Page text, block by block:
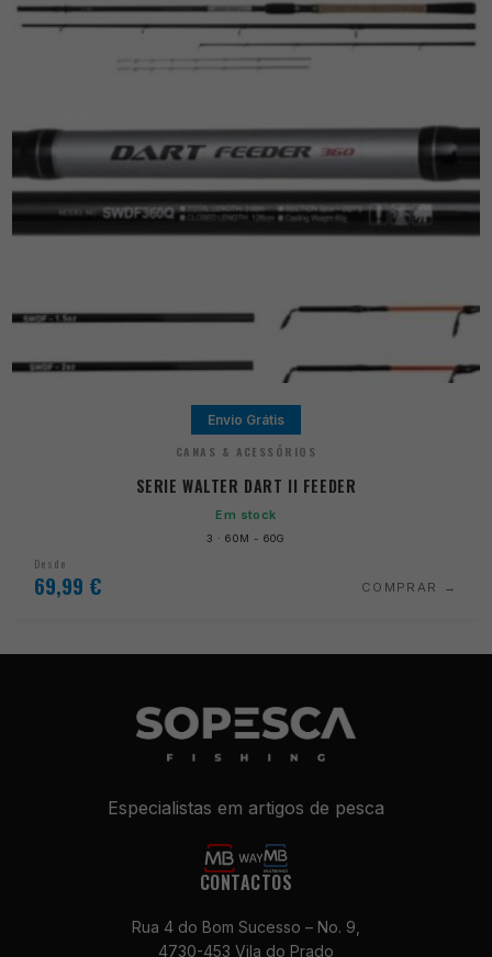
Envio Grátis
CANAS & ACESSÓRIOS
SERIE WALTER DART II FEEDER
Em stock
3 · 60M - 60G
Desde
69,99 € COMPRAR
Especialistas em artigos de pesca
CONTACTOS
Rua 4 do Bom Sucesso – No. 9,
4730-453 Vila do Prado
Estes cookies
não são
necessários
para o